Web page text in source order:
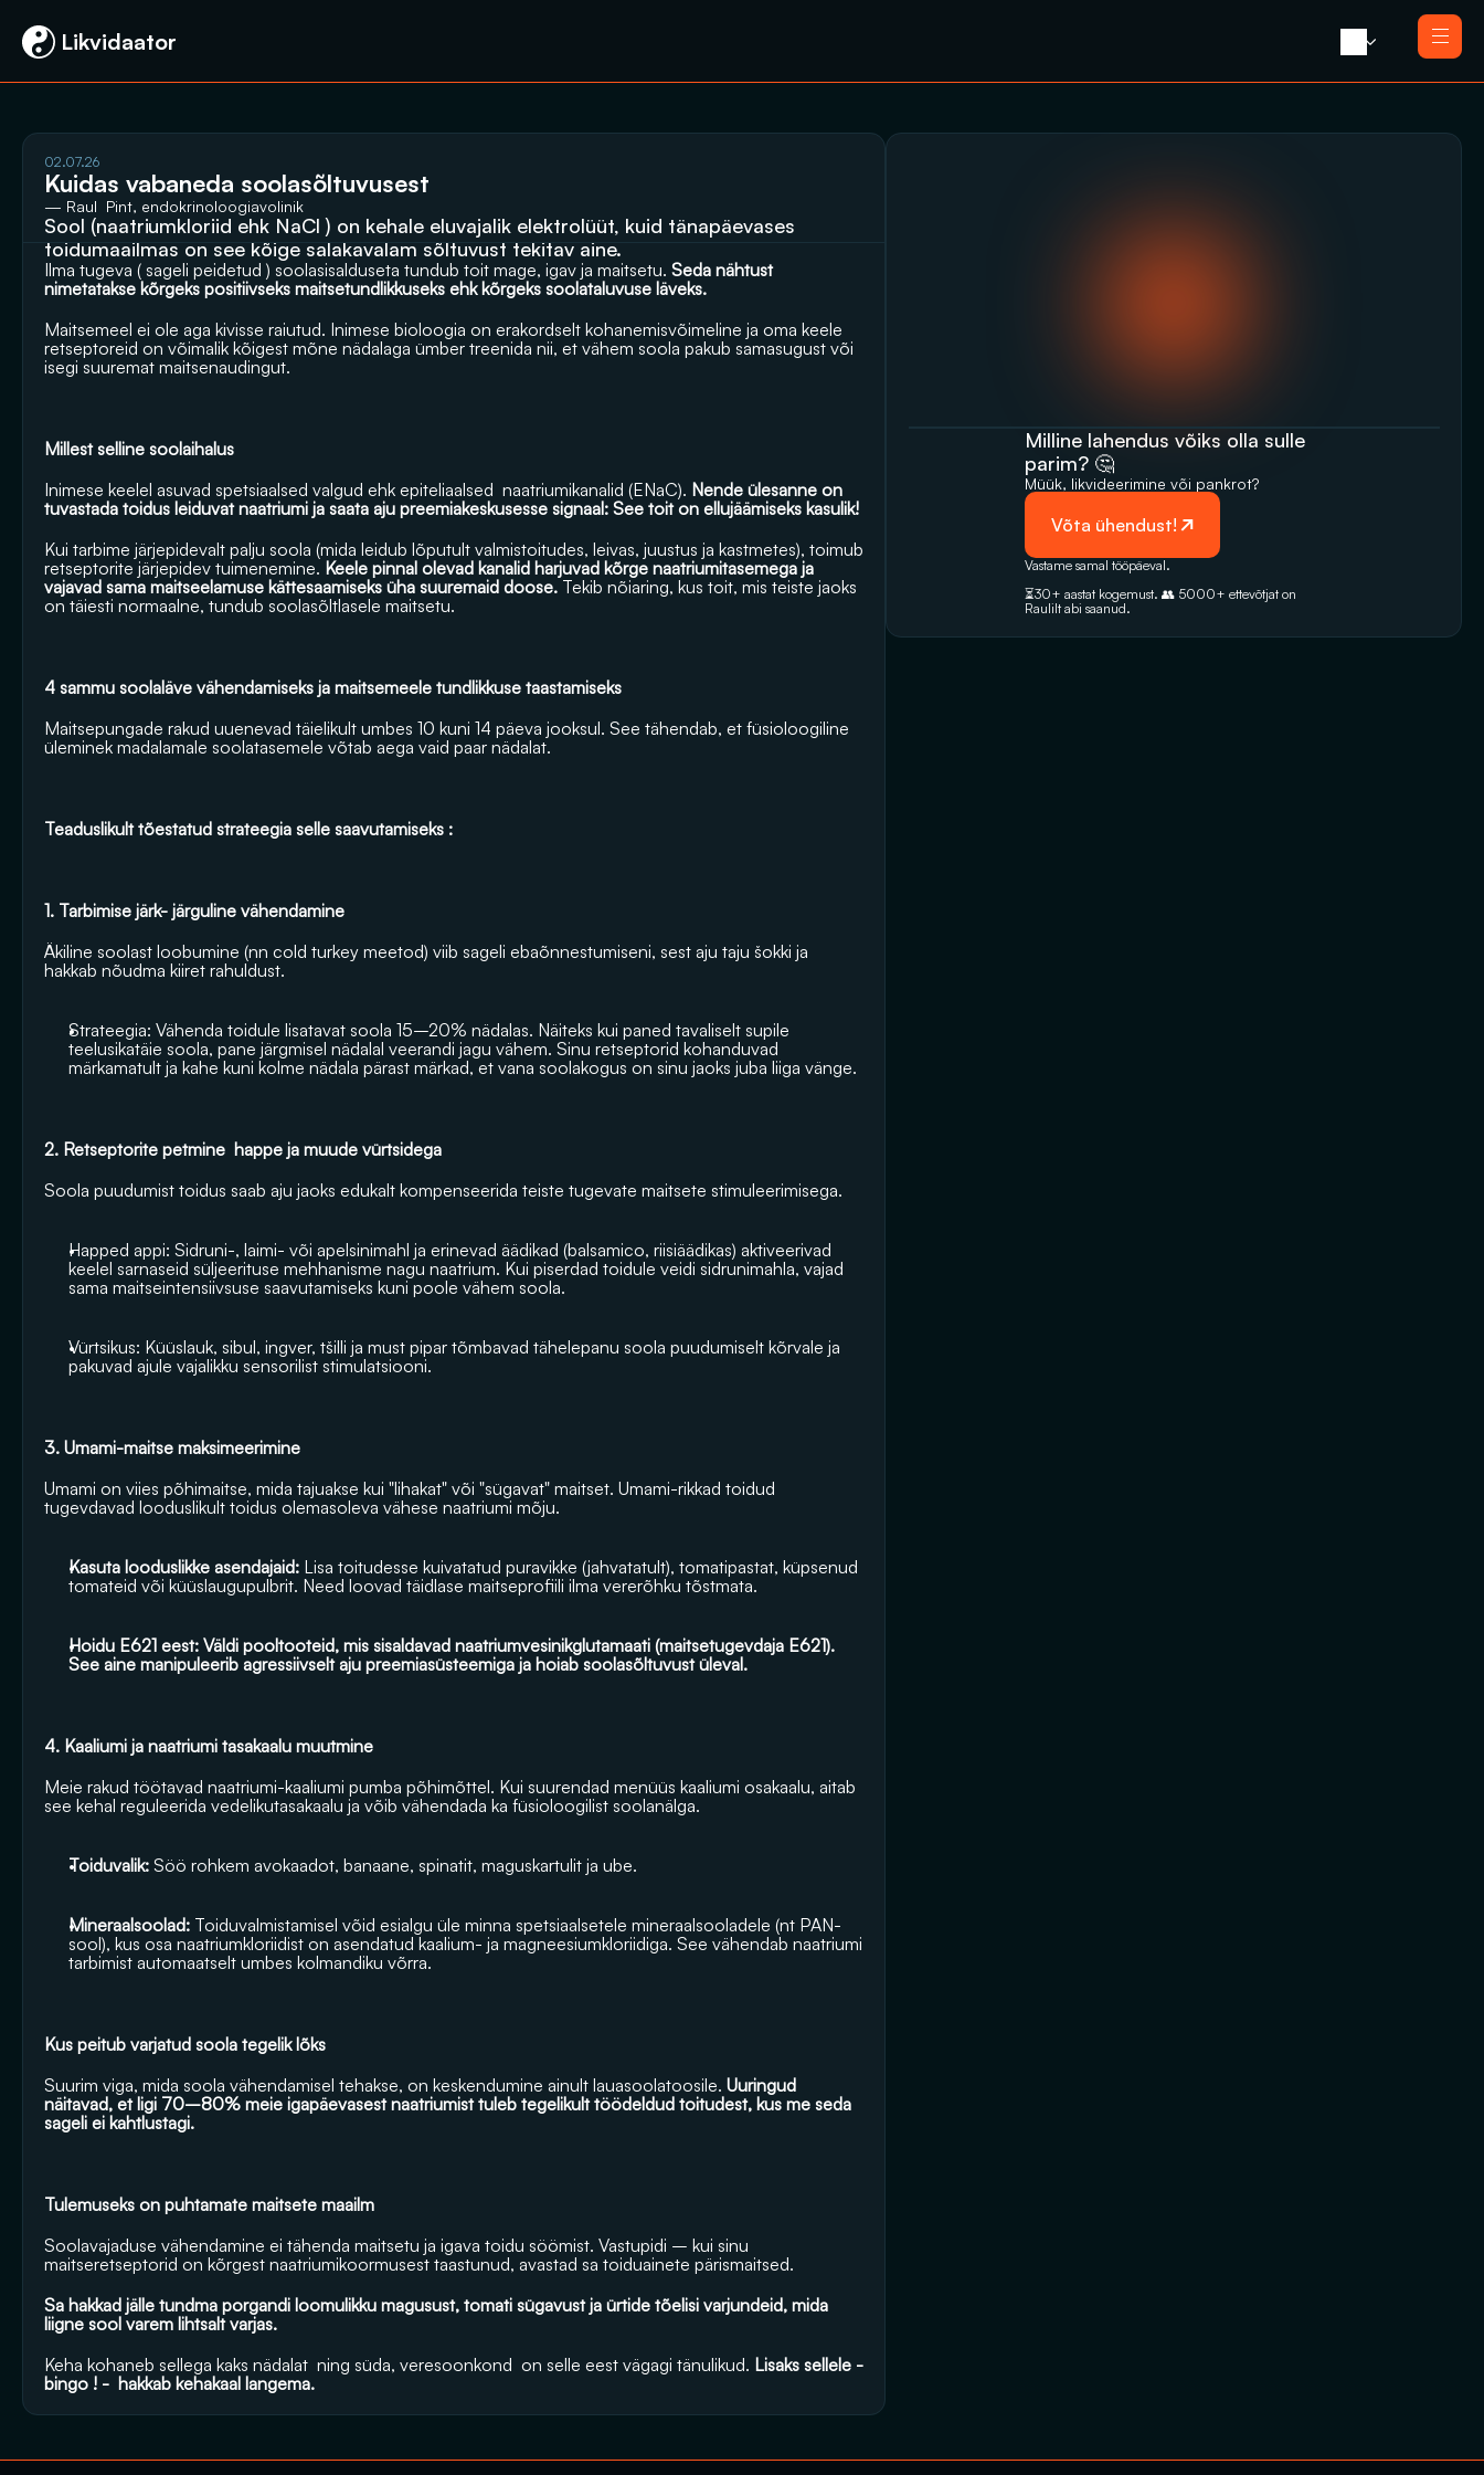
Likvidaator
Meist
02.07.26
Kuidas vabaneda soolasõltuvusest
— Raul  Pint, endokrinoloogiavolinik
Sool (naatriumkloriid ehk NaCl ) on kehale eluvajalik elektrolüüt, kuid tänapäevases
toidumaailmas on see kõige salakavalam sõltuvust tekitav aine.
Ilma tugeva ( sageli peidetud ) soolasisalduseta tundub toit mage, igav ja maitsetu. Seda nähtust
nimetatakse kõrgeks positiivseks maitsetundlikkuseks ehk kõrgeks soolataluvuse läveks.
Maitsemeel ei ole aga kivisse raiutud. Inimese bioloogia on erakordselt kohanemisvõimeline ja oma keele
retseptoreid on võimalik kõigest mõne nädalaga ümber treenida nii, et vähem soola pakub samasugust või
isegi suuremat maitsenaudingut.
Millest selline soolaihalus
Inimese keelel asuvad spetsiaalsed valgud ehk epiteliaalsed  naatriumikanalid (ENaC). Nende ülesanne on
tuvastada toidus leiduvat naatriumi ja saata aju preemiakeskusesse signaal: See toit on ellujäämiseks kasulik!
Kui tarbime järjepidevalt palju soola (mida leidub lõputult valmistoitudes, leivas, juustus ja kastmetes), toimub
retseptorite järjepidev tuimenemine. Keele pinnal olevad kanalid harjuvad kõrge naatriumitasemega ja
vajavad sama maitseelamuse kättesaamiseks üha suuremaid doose. Tekib nõiaring, kus toit, mis teiste jaoks
on täiesti normaalne, tundub soolasõltlasele maitsetu.
4 sammu soolaläve vähendamiseks ja maitsemeele tundlikkuse taastamiseks
Maitsepungade rakud uuenevad täielikult umbes 10 kuni 14 päeva jooksul. See tähendab, et füsioloogiline
üleminek madalamale soolatasemele võtab aega vaid paar nädalat.
Teaduslikult tõestatud strateegia selle saavutamiseks :
1. Tarbimise järk- järguline vähendamine
Äkiline soolast loobumine (nn cold turkey meetod) viib sageli ebaõnnestumiseni, sest aju taju šokki ja
hakkab nõudma kiiret rahuldust.
Strateegia: Vähenda toidule lisatavat soola 15–20% nädalas. Näiteks kui paned tavaliselt supile
teelusikatäie soola, pane järgmisel nädalal veerandi jagu vähem. Sinu retseptorid kohanduvad
märkamatult ja kahe kuni kolme nädala pärast märkad, et vana soolakogus on sinu jaoks juba liiga vänge.
2. Retseptorite petmine  happe ja muude vürtsidega
Soola puudumist toidus saab aju jaoks edukalt kompenseerida teiste tugevate maitsete stimuleerimisega.
Happed appi: Sidruni-, laimi- või apelsinimahl ja erinevad äädikad (balsamico, riisiäädikas) aktiveerivad
keelel sarnaseid süljeerituse mehhanisme nagu naatrium. Kui piserdad toidule veidi sidrunimahla, vajad
sama maitseintensiivsuse saavutamiseks kuni poole vähem soola.
Vürtsikus: Küüslauk, sibul, ingver, tšilli ja must pipar tõmbavad tähelepanu soola puudumiselt kõrvale ja
pakuvad ajule vajalikku sensorilist stimulatsiooni.
3. Umami-maitse maksimeerimine
Umami on viies põhimaitse, mida tajuakse kui "lihakat" või "sügavat" maitset. Umami-rikkad toidud
tugevdavad looduslikult toidus olemasoleva vähese naatriumi mõju.
Kasuta looduslikke asendajaid: Lisa toitudesse kuivatatud puravikke (jahvatatult), tomatipastat, küpsenud
tomateid või küüslaugupulbrit. Need loovad täidlase maitseprofiili ilma vererõhku tõstmata.
Hoidu E621 eest: Väldi pooltooteid, mis sisaldavad naatriumvesinikglutamaati (maitsetugevdaja E621).
See aine manipuleerib agressiivselt aju preemiasüsteemiga ja hoiab soolasõltuvust üleval.
4. Kaaliumi ja naatriumi tasakaalu muutmine
Meie rakud töötavad naatriumi-kaaliumi pumba põhimõttel. Kui suurendad menüüs kaaliumi osakaalu, aitab
see kehal reguleerida vedelikutasakaalu ja võib vähendada ka füsioloogilist soolanälga.
Toiduvalik: Söö rohkem avokaadot, banaane, spinatit, maguskartulit ja ube.
Mineraalsoolad: Toiduvalmistamisel võid esialgu üle minna spetsiaalsetele mineraalsooladele (nt PAN-
sool), kus osa naatriumkloriidist on asendatud kaalium- ja magneesiumkloriidiga. See vähendab naatriumi
tarbimist automaatselt umbes kolmandiku võrra.
Kus peitub varjatud soola tegelik lõks
Suurim viga, mida soola vähendamisel tehakse, on keskendumine ainult lauasoolatoosile. Uuringud
näitavad, et ligi 70–80% meie igapäevasest naatriumist tuleb tegelikult töödeldud toitudest, kus me seda
sageli ei kahtlustagi.
Tulemuseks on puhtamate maitsete maailm
Soolavajaduse vähendamine ei tähenda maitsetu ja igava toidu söömist. Vastupidi – kui sinu
maitseretseptorid on kõrgest naatriumikoormusest taastunud, avastad sa toiduainete pärismaitsed.
Sa hakkad jälle tundma porgandi loomulikku magusust, tomati sügavust ja ürtide tõelisi varjundeid, mida
liigne sool varem lihtsalt varjas.
Keha kohaneb sellega kaks nädalat  ning süda, veresoonkond  on selle eest vägagi tänulikud. Lisaks sellele -
bingo ! -  hakkab kehakaal langema.
Milline lahendus võiks olla sulle
parim? 🤔
Müük, likvideerimine‬‭ või pankrot?
Võta ühendust!
Vastame samal tööpäeval.
⏳30+ aastat kogemust. 👥 5000+‭ ettevõtjat on
Raulilt abi saanud.‬